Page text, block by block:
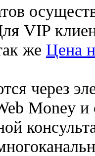
VIP
же Цена
через
Money и